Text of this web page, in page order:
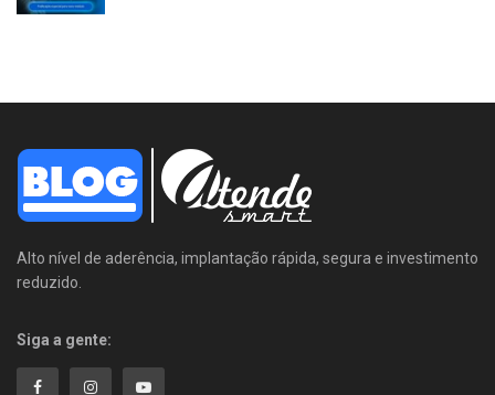
Alto nível de aderência, implantação rápida, segura e investimento
reduzido.
Siga a gente: